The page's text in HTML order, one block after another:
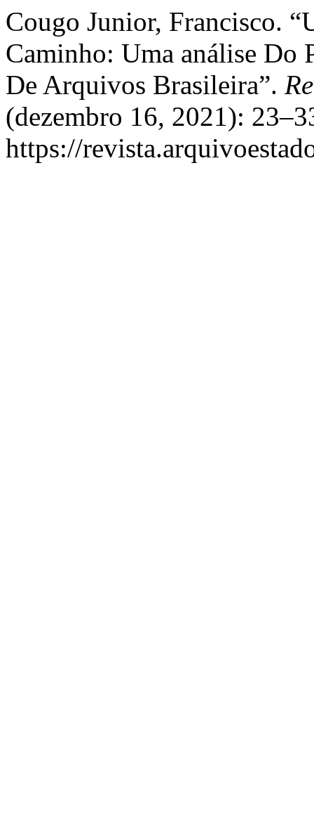
Cougo Junior, Francisco.
Caminho: Uma análise Do
De Arquivos Brasileira”.
(dezembro 16, 2021):
https://